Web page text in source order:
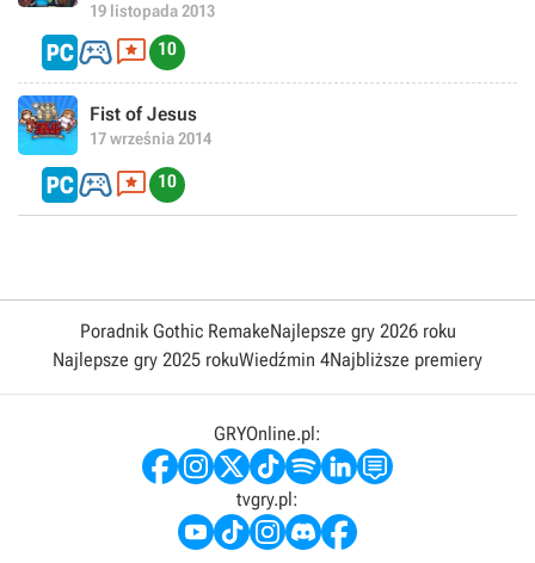
19 listopada 2013
 10
Fist of Jesus
17 września 2014
 10
Poradnik Gothic RemakeNajlepsze gry 2026 roku
Najlepsze gry 2025 rokuWiedźmin 4Najbliższe premiery
GRYOnline.pl:
tvgry.pl: